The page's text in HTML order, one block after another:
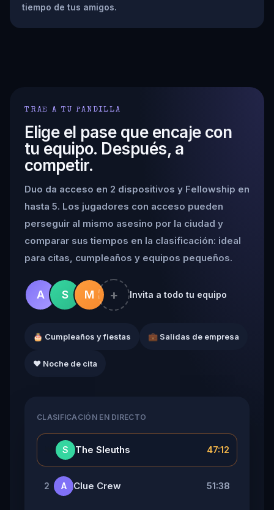
tiempo de tus amigos.
TRAE A TU PANDILLA
Elige el pase que encaje con
tu equipo. Después, a
competir.
Duo da acceso en 2 dispositivos y Fellowship en
hasta 5. Los jugadores con acceso pueden
perseguir al mismo asesino por la ciudad y
comparar sus tiempos en la clasificación: ideal
para citas, cumpleaños y equipos pequeños.
A S M + Invita a todo tu equipo
🎂 Cumpleaños y fiestas 💼 Salidas de empresa
❤️ Noche de cita
CLASIFICACIÓN EN DIRECTO
S The Sleuths 47:12
2 A Clue Crew 51:38